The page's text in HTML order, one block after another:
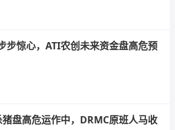
步惊心，ATI农创未来资金盘高危预
盘高危运作中，DRMC原班人马收